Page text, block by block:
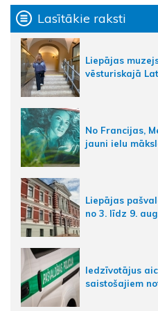
Lasītākie raksti
Liepājas
vēsturiskajā
No Francijas,
jauni ielu
Liepājas
no 3. līdz 9.
Iedzīvotājus
saistošajiem